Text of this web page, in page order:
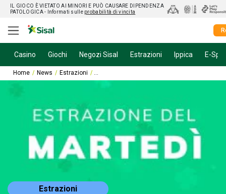
IL GIOCO È VIETATO AI MINORI E PUÒ CAUSARE DIPENDENZA
PATOLOGICA - Informati sulle probabilità di vincita
Casino Giochi Negozi Sisal Estrazioni Ippica E-
Home News Estrazioni Estrazioni SuperEnalotto, Lotto e 10eLotto di
Estrazioni